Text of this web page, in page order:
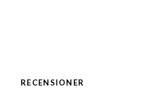
RECENSIONER